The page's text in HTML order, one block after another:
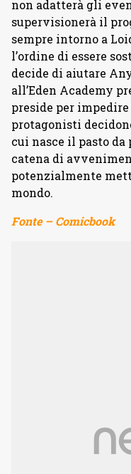
non adatterà gli
supervisionerà il
sempre intorno a
l’ordine di essere
decide di aiutare
all’Eden Academy
preside per
protagonisti
cui nasce il pasto
catena di
potenzialmente
mondo.
Fonte – Comicbook